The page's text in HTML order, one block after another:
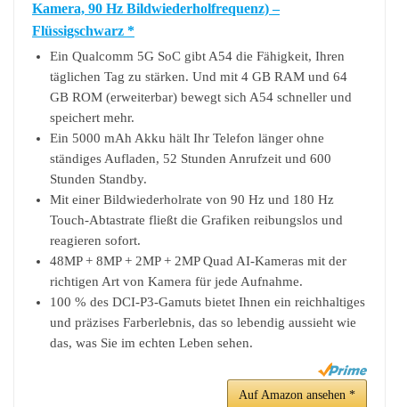
Kamera, 90 Hz Bildwiederholfrequenz) –
Flüssigschwarz *
Ein Qualcomm 5G SoC gibt A54 die Fähigkeit, Ihren
täglichen Tag zu stärken. Und mit 4 GB RAM und 64
GB ROM (erweiterbar) bewegt sich A54 schneller und
speichert mehr.
Ein 5000 mAh Akku hält Ihr Telefon länger ohne
ständiges Aufladen, 52 Stunden Anrufzeit und 600
Stunden Standby.
Mit einer Bildwiederholrate von 90 Hz und 180 Hz
Touch-Abtastrate fließt die Grafiken reibungslos und
reagieren sofort.
48MP + 8MP + 2MP + 2MP Quad AI-Kameras mit der
richtigen Art von Kamera für jede Aufnahme.
100 % des DCI-P3-Gamuts bietet Ihnen ein reichhaltiges
und präzises Farberlebnis, das so lebendig aussieht wie
das, was Sie im echten Leben sehen.
Auf Amazon ansehen *